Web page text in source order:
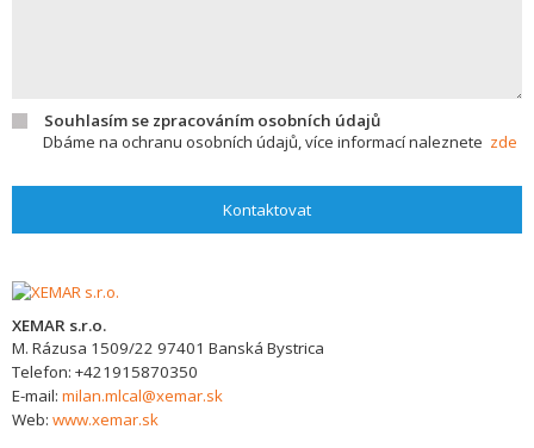
Souhlasím se zpracováním osobních údajů
Dbáme na ochranu osobních údajů, více informací naleznete zde
Kontaktovat
XEMAR s.r.o.
M. Rázusa 1509/22 97401 Banská Bystrica
Telefon: +421915870350
E-mail: milan.mlcal@xemar.sk
Web: www.xemar.sk